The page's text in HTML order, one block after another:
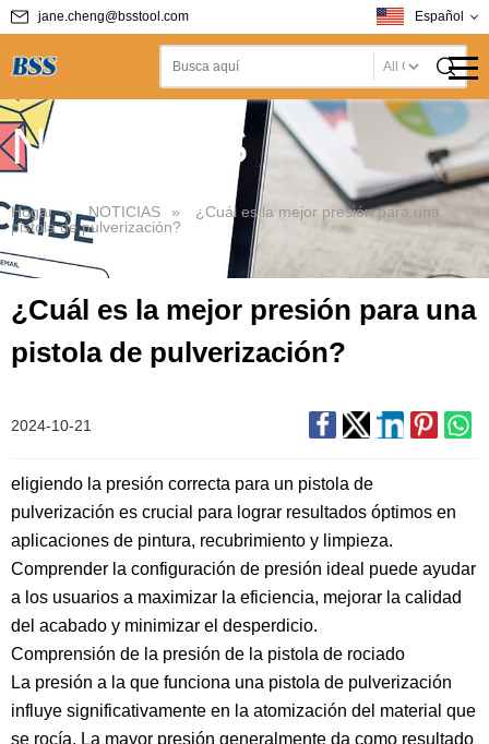
jane.cheng@bsstool.com Español
NOTICIAS
Hogar » NOTICIAS »
¿Cuál es la mejor presión para una
pistola de pulverización?
¿Cuál es la mejor presión para una
pistola de pulverización?
2024-10-21
eligiendo la presión correcta para un pistola de
pulverización es crucial para lograr resultados óptimos en
aplicaciones de pintura, recubrimiento y limpieza.
Comprender la configuración de presión ideal puede ayudar
a los usuarios a maximizar la eficiencia, mejorar la calidad
del acabado y minimizar el desperdicio.
Comprensión de la presión de la pistola de rociado
La presión a la que funciona una pistola de pulverización
influye significativamente en la atomización del material que
se rocía. La mayor presión generalmente da como resultado